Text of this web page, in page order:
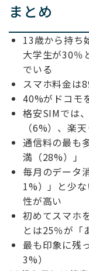
まとめ
13歳から持ち
大学生が30％
でいる
スマホ料金は
40%がドコモ
格安SIMでは
（6%）、楽
通信料の最も
満（28%）」
毎月のデータ
1%）」と少
性が高い
初めてスマホ
とは25％が「
最も印象に残
3%）